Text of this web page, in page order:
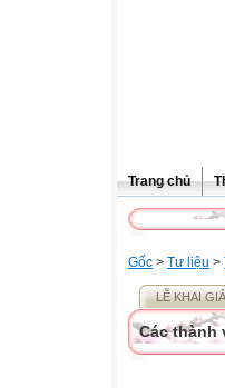
Trang chủ
Gốc > Tư liệu >
LỄ KHAI
Các thành